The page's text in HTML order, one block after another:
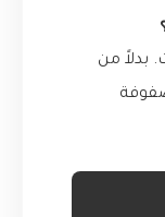
بدلاً من